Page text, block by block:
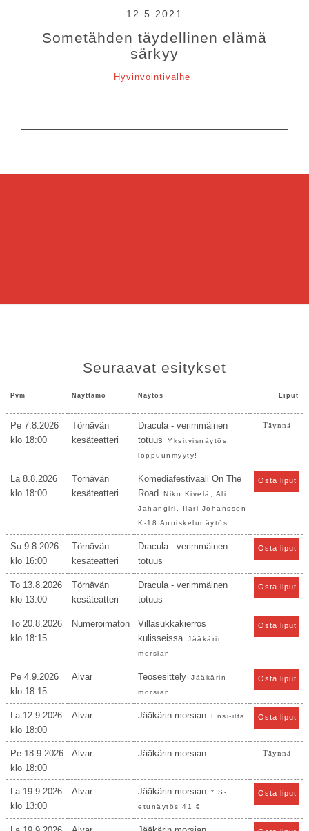
12.5.2021
Sometähden täydellinen elämä
särkyy
Hyvinvointivalhe
Seuraavat esitykset
Pvm Näyttämö Näytös Liput
Pe 7.8.2026
18:00
Törnävän
kesäteatteri
Dracula - verimmäinen
totuus
Yksityisnäytös,
loppuunmyyty!
Täynnä
La 8.8.2026
18:00
Törnävän
kesäteatteri
Komediafestivaali On The
Road
Niko Kivelä, Ali
Jahangiri, Ilari Johansson
K-18 Anniskelunäytös
Osta liput
Su 9.8.2026
16:00
Törnävän
kesäteatteri
Dracula - verimmäinen
totuus
Osta liput
To 13.8.2026
13:00
Törnävän
kesäteatteri
Dracula - verimmäinen
totuus
Osta liput
To 20.8.2026
18:15
Numeroimaton
Villasukkakierros
kulisseissa
Jääkärin
morsian
Osta liput
Pe 4.9.2026
18:15
Alvar Teosesittely
Jääkärin
morsian
Osta liput
La 12.9.2026
18:00
Alvar Jääkärin morsian Ensi-ilta Osta liput
Pe 18.9.2026
18:00
Alvar Jääkärin morsian Täynnä
La 19.9.2026
13:00
Alvar Jääkärin morsian
* S-
etunäytös 41 €
Osta liput